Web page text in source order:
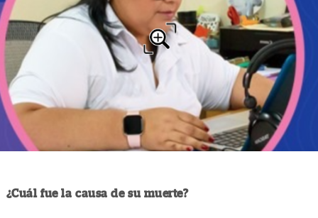
¿Cuál fue la causa de su muerte?